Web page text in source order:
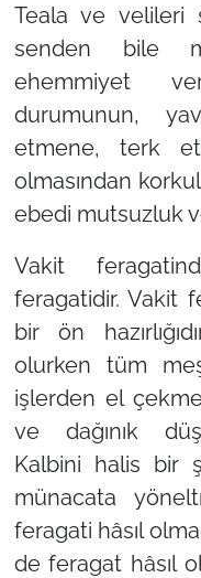
Teala ve velileri
senden bile
ehemmiyet
durumunun,
etmene, terk
olmasından
ebedi mutsuzluk
Vakit
feragatidir. Vakit
bir ön
olurken tüm
işlerden el
ve dağınık
Kalbini halis bir
münacata
feragati hâsıl
de feragat hâsıl